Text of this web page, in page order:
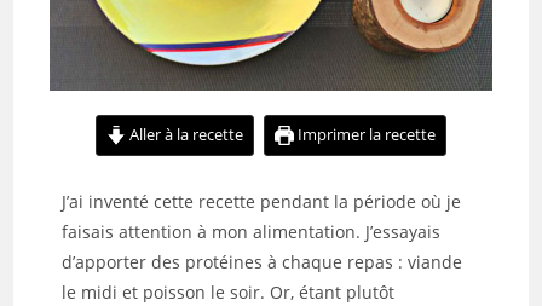
Aller à la recette Imprimer la recette
J’ai inventé cette recette pendant la période où je
faisais attention à mon alimentation. J’essayais
d’apporter des protéines à chaque repas : viande
le midi et poisson le soir. Or, étant plutôt